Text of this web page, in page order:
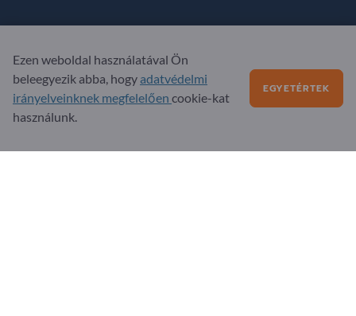
GYIK
Szolgáltatási kínálatunk
Üzenet az Exportpages-nek
Ezen weboldal használatával Ön
beleegyezik abba, hogy adatvédelmi
irányelveinknek megfelelően cookie-kat
használunk.
EGYETÉRTEK